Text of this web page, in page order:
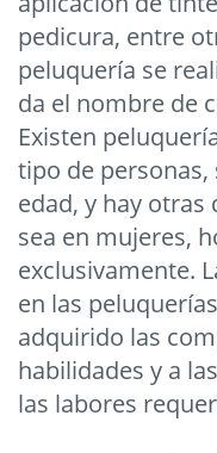
pedicura, entre
peluquería se
da el nombre de
Existen
tipo de personas,
edad, y hay otras
sea en mujeres,
exclusivamente.
en las
adquirido las
habilidades y a
las labores